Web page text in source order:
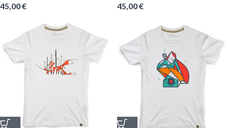
45,00€
45,00€